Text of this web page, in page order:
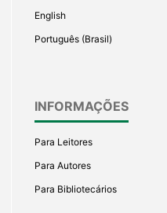
English
Português (Brasil)
INFORMAÇÕES
Para Leitores
Para Autores
Para Bibliotecários